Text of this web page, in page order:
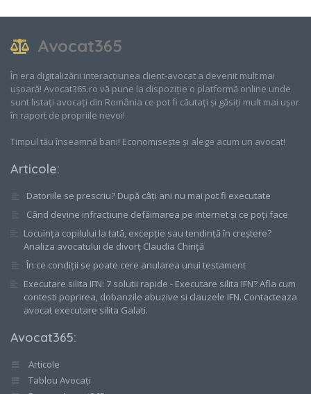
Avocat365
În era digitalizării interacțiunea client-avocat a devenit mult mai
ușoară! Avocat365.ro vă pune la dispoziție o platformă online unde
sunt listați avocați din România ce pot fi căutați și găsiți mult mai ușor
în raport de propriile nevoi!
Timpul tău înseamnă bani! Economisește și alege acum un avocat!
Articole:
Datoriile se prescriu? După câți ani nu mai pot fi executate
Când devine infracțiune defăimarea pe internet și ce poți face
Locuința copilului la tată, excepție sau tendință în creștere?
Analiza avocatului de divorț Claudia Chiriță
În ce condiții se poate cere anularea unui testament
Executare silita IFN: 7 solutii rapide - Executare silita IFN? Afla cum
contesti poprirea, dobanzile abuzive si clauzele IFN. Contacteaza
avocat executare silita Galati.
Avocat365:
Articole
Tablou Avocați